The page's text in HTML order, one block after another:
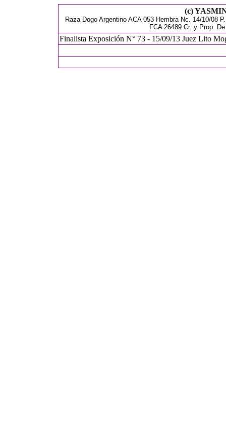
(c)
Raza Dogo Argentino ACA 053 Hembra Nc. 14/10/08
FCA 26489 Cr. y Prop.
Finalista Exposición N° 73 - 15/09/13 Juez Lito